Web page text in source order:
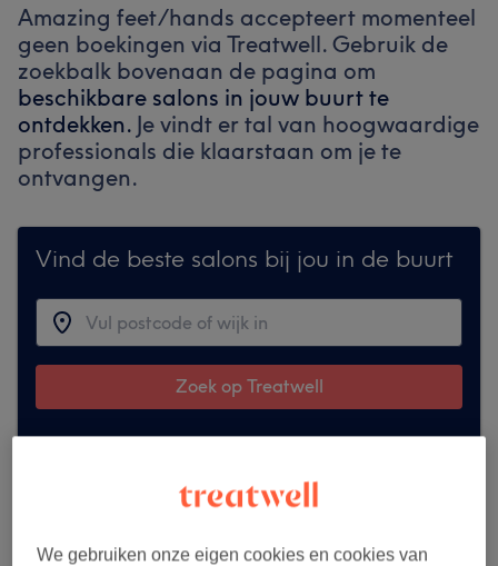
Amazing feet/hands accepteert momenteel
geen boekingen via Treatwell. Gebruik de
zoekbalk bovenaan de pagina om
beschikbare salons in jouw buurt te
ontdekken. Je vindt er tal van hoogwaardige
professionals die klaarstaan om je te
ontvangen.
Vind de beste salons bij jou in de buurt
Zoek op Treatwell
Zoek meer salons
We gebruiken onze eigen cookies en cookies van